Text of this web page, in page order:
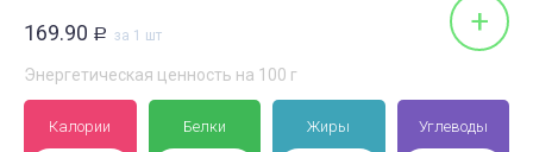
169.90 Р за 1 шт +
Энергетическая ценность на 100 г
Калории Белки Жиры Углеводы